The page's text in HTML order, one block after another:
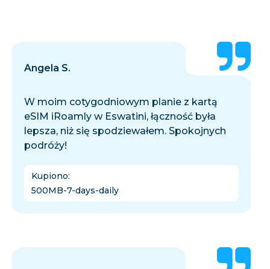
Angela S.
W moim cotygodniowym planie z kartą
eSIM iRoamly w Eswatini, łączność była
lepsza, niż się spodziewałem. Spokojnych
podróży!
Kupiono:
500MB-7-days-daily